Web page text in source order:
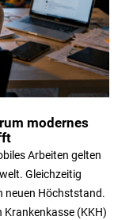
modernes
Arbeiten gelten
Gleichzeitig
neuen Höchststand.
(KKH)